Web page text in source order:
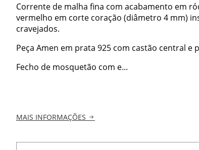
Corrente de malha fina com acabamento em
vermelho em corte coração (diâmetro 4 mm)
cravejados.
Peça Amen em prata 925 com castão central
Fecho de mosquetão com e...
MAIS INFORMAÇÕES